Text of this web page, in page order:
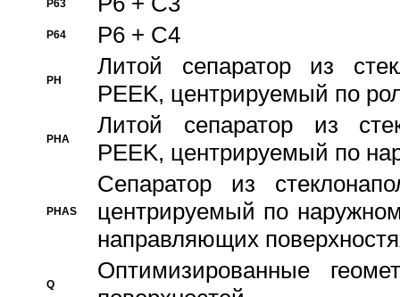
P63
P64 P6 + C4
PH
Литой сепаратор из
PEEK, центрируемый по
PHA
Литой сепаратор из
PEEK, центрируемый по
PHAS
Сепаратор из
центрируемый по
направляющих
Q
Оптимизированные